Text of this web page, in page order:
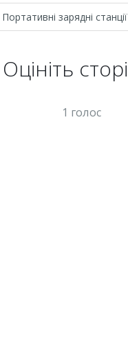
Портативні зарядні станції
Оцініть
1 голос